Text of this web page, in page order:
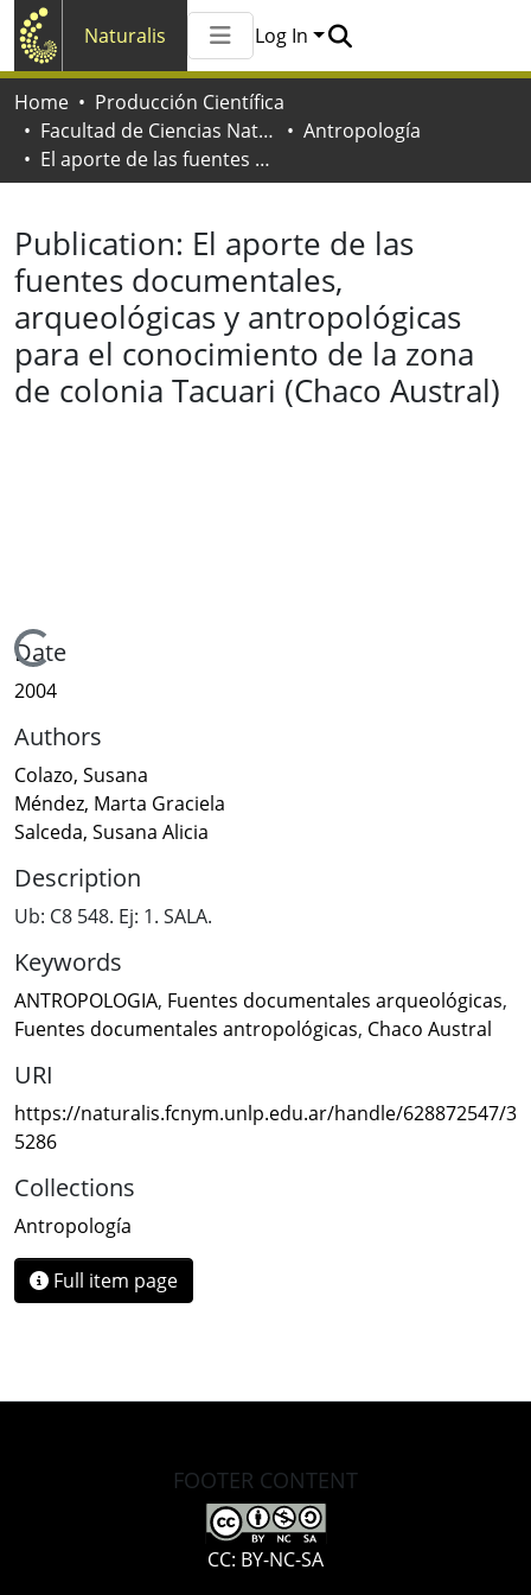
Naturalis
All of Naturalis
Log In
Home
Producción Científica
Facultad de Ciencias Naturales y Museo
Antropología
El aporte de las fuentes documentales, arqueológicas y antropológicas para el conocimiento de la zona de colonia Tacuari (Chaco Austral)
Publication: El aporte de las
fuentes documentales,
arqueológicas y antropológicas
para el conocimiento de la zona
de colonia Tacuari (Chaco Austral)
Loading...
Date
2004
Authors
Colazo, Susana
Méndez, Marta Graciela
Salceda, Susana Alicia
Description
Ub: C8 548. Ej: 1. SALA.
Keywords
ANTROPOLOGIA, Fuentes documentales arqueológicas,
Fuentes documentales antropológicas, Chaco Austral
URI
https://naturalis.fcnym.unlp.edu.ar/handle/628872547/3
5286
Collections
Antropología
Full item page
FOOTER CONTENT
CC: BY-NC-SA